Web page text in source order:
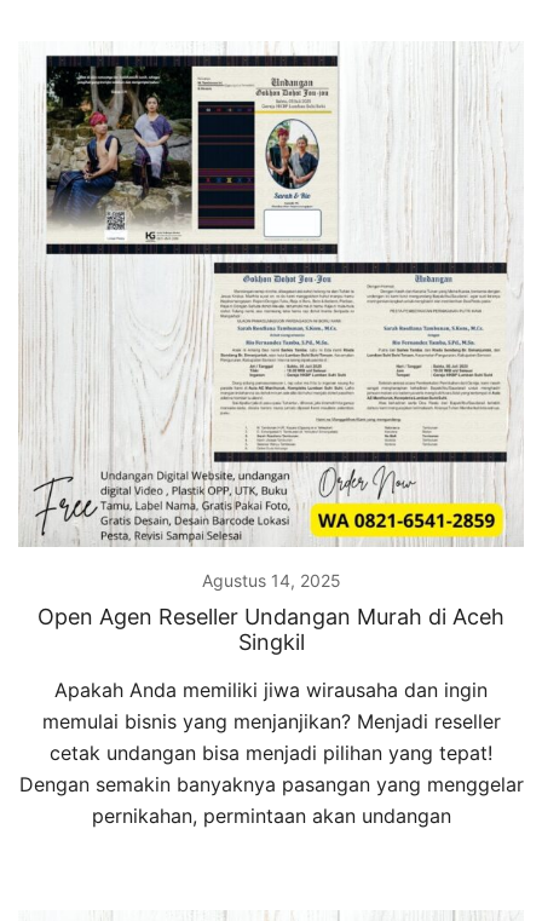
Agustus 14, 2025
Open Agen Reseller Undangan Murah di Aceh
Singkil
Apakah Anda memiliki jiwa wirausaha dan ingin
memulai bisnis yang menjanjikan? Menjadi reseller
cetak undangan bisa menjadi pilihan yang tepat!
Dengan semakin banyaknya pasangan yang menggelar
pernikahan, permintaan akan undangan